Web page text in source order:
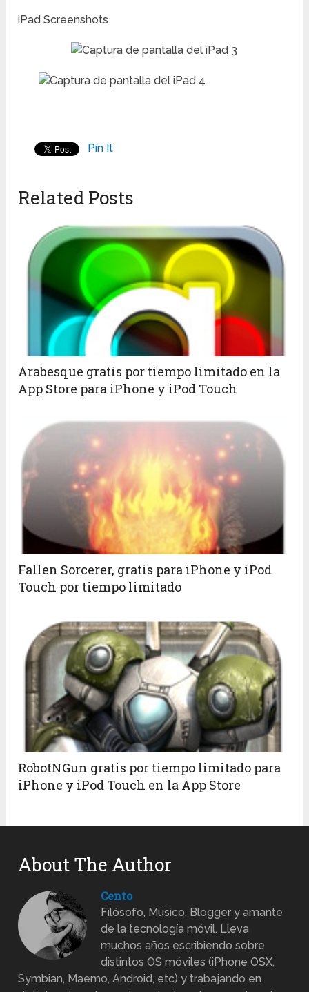
iPad Screenshots
Pin It
Related Posts
Arabesque gratis por tiempo limitado en la
App Store para iPhone y iPod Touch
Fallen Sorcerer, gratis para iPhone y iPod
Touch por tiempo limitado
RobotNGun gratis por tiempo limitado para
iPhone y iPod Touch en la App Store
About The Author
Cento
Filósofo, Músico, Blogger y amante
de la tecnología móvil. Lleva
muchos años escribiendo sobre
distintos OS móviles (iPhone OSX,
Symbian, Maemo, Android, etc) y trabajando en